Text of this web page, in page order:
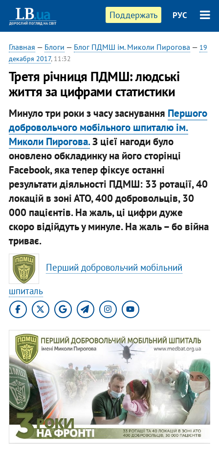
Поддержать РУС
Главная — Блоги — Блог ПДМШ ім. Миколи Пирогова — 19
декабря 2017, 11:32
Третя річниця ПДМШ: людські
життя за цифрами статистики
Минуло три роки з часу заснування Першого
добровольчого мобільного шпиталю ім.
Миколи Пирогова.З цієї нагоди було
оновлено обкладинку на його сторінці
Facebook, яка тепер фіксує останні
результати діяльності ПДМШ: 33 ротації, 40
локацій в зоні АТО, 400 добровольців, 30
000 пацієнтів. На жаль, ці цифри дуже
скоро відійдуть у минуле. На жаль – бо війна
триває.
Перший добровольчий мобільний
шпиталь